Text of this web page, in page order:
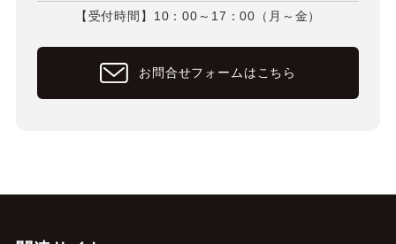
【受付時間】10：00～17：00（月～金）
お問合せフォームはこちら